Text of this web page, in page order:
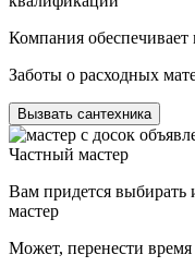
Компания
Заботы о расходных
Вызвать сантехника
Частный мастер
Вам придется выбирать
мастер
Может, перенести время